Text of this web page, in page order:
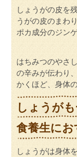
しょうがの皮を
うがの皮のまわ
ポカ成分のジン
はちみつのやさ
の辛みが伝わり
かくほど、身体
しょうが
食養生にお
しょうがは身体